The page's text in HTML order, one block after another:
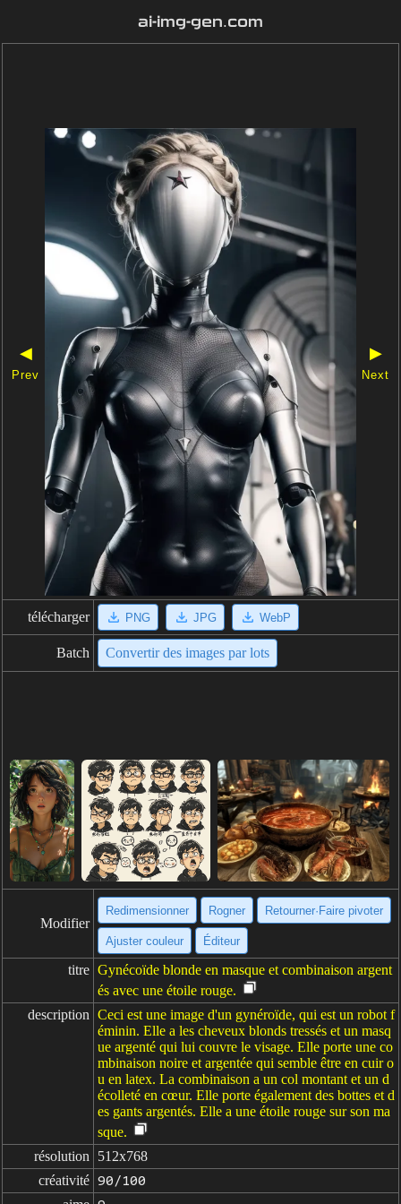
ai-img-gen.com
◀
Prev
▶
Next
télécharger PNG JPG WebP
Batch Convertir des images par lots
Modifier
Redimensionner Rogner Retourner·Faire pivoter
Ajuster couleur Éditeur
titre Gynécoïde blonde en masque et combinaison argent
és avec une étoile rouge.
description Ceci est une image d'un gynéroïde, qui est un robot f
éminin. Elle a les cheveux blonds tressés et un masq
ue argenté qui lui couvre le visage. Elle porte une co
mbinaison noire et argentée qui semble être en cuir o
u en latex. La combinaison a un col montant et un d
écolleté en cœur. Elle porte également des bottes et d
es gants argentés. Elle a une étoile rouge sur son ma
sque.
résolution
512x768
créativité 90/100